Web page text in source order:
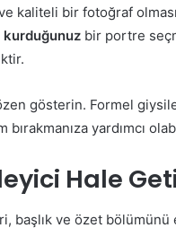
kaliteli bir fotoğraf
kurduğunuz bir portre
gösterin. Formel
yardımcı
Hale
başlık ve özet